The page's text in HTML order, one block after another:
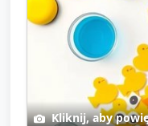
Kliknij, aby